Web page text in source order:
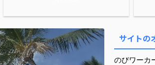
サイトの
のびワーカ